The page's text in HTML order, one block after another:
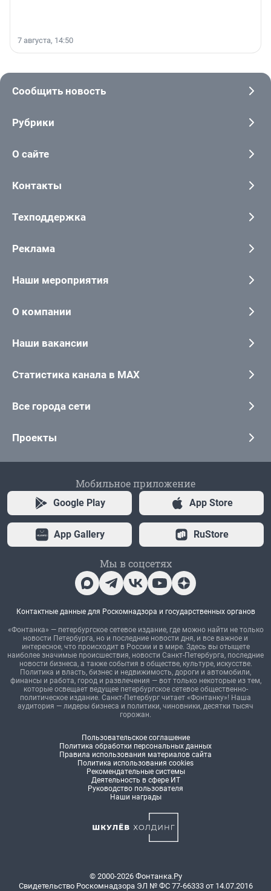
7 августа, 14:50
Сообщить новость
Рубрики
О сайте
Контакты
Техподдержка
Реклама
Наши мероприятия
О компании
Наши вакансии
Статистика канала в MAX
Все города сети
Проекты
Мобильное приложение
Google Play App Store
App Gallery RuStore
Мы в соцсетях
Контактные данные для Роскомнадзора и государственных органов
«Фонтанка» — петербургское сетевое издание, где можно найти не только
новости Петербурга, но и последние новости дня, и все важное и
интересное, что происходит в России и в мире. Здесь вы отыщете
наиболее значимые происшествия, новости Санкт-Петербурга, последние
новости бизнеса, а также события в обществе, культуре, искусстве.
Политика и власть, бизнес и недвижимость, дороги и автомобили,
финансы и работа, город и развлечения — вот только некоторые из тем,
которые освещает ведущее петербургское сетевое общественно-
политическое издание. Санкт-Петербург читает «Фонтанку»! Наша
аудитория — лидеры бизнеса и политики, чиновники, десятки тысяч
горожан.
Пользовательское соглашение
Политика обработки персональных данных
Правила использования материалов сайта
Политика использования cookies
Рекомендательные системы
Деятельность в сфере ИТ
Руководство пользователя
Наши награды
© 2000-2026 Фонтанка.Ру
Свидетельство Роскомнадзора ЭЛ № ФС 77-66333 от 14.07.2016